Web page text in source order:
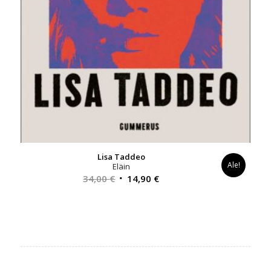
Lisa Taddeo
Eläin
34,00€ Alkuperäinen
14,90 €Nykyinen
Ale!